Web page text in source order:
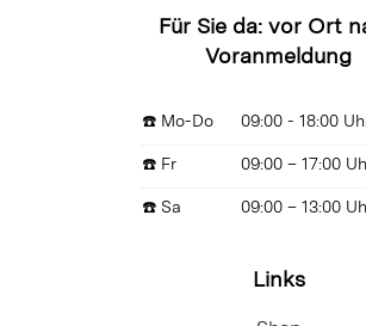
Für Sie da: vor Ort
Voranmeldung
☎️ Mo-Do 09:00 - 18:00
☎️ Fr 09:00 – 17:00
☎️ Sa 09:00 – 13:00
Links